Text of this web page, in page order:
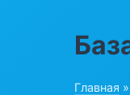
Главная »